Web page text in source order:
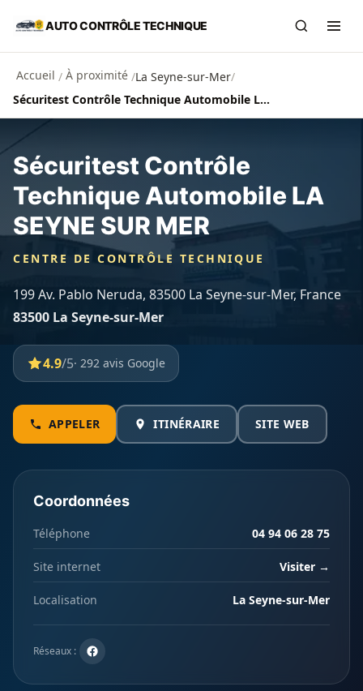
Aller au contenu principal
AUTO CONTRÔLE TECHNIQUE
Accueil / À proximité /La Seyne-sur-Mer/
Sécuritest Contrôle Technique Automobile LA SEYNE SUR MER
Sécuritest Contrôle
Technique Automobile LA
SEYNE SUR MER
CENTRE DE CONTRÔLE TECHNIQUE
199 Av. Pablo Neruda, 83500 La Seyne-sur-Mer, France
83500 La Seyne-sur-Mer
4.9/5· 292 avis Google
APPELER ITINÉRAIRE SITE WEB
Coordonnées
Téléphone 04 94 06 28 75
Site internet Visiter →
Localisation La Seyne-sur-Mer
Réseaux :